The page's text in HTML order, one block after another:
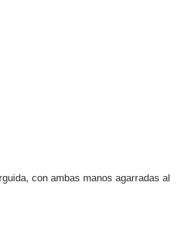
con ambas manos agarradas al